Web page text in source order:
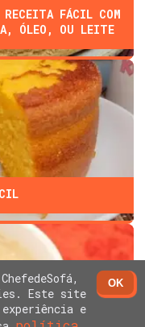
FÁCIL COM
ÓLEO, OU LEITE
Este site
e
OK